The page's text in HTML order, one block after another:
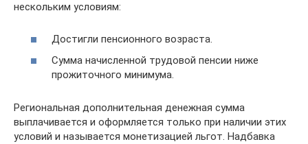
нескольким условиям:
Достигли пенсионного возраста.
Сумма начисленной трудовой пенсии ниже
прожиточного минимума.
Региональная дополнительная денежная сумма
выплачивается и оформляется только при наличии этих
условий и называется монетизацией льгот. Надбавка